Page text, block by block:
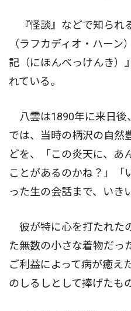
『怪談』などで知られ
（ラフカディオ・ハー
記（にほんべっけんき）
れている。
八雲は1890年に来日後
では、当時の柄沢の自然
どを、「この炎天に、あ
ことがあるのかね？」「
った生の会話まで、いき
彼が特に心を打たれた
た無数の小さな着物だっ
ご利益によって病が癒え
のしるしとして捧げたも